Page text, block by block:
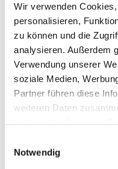
Wir verwenden
personalisieren,
zu können und die
analysieren. Außerdem
Verwendung unserer
soziale Medien,
Partner führen diese
weiteren Daten
werden auch bei der
Notwendig
Auf der Baustelle beim
geht es voran. Der
Gruppenraum wurde
ein Richtfest „gefeiert“
Heike Pieper hatte dazu
Baustelle eingeladen,
Wiebke und Thomas
die zuständige